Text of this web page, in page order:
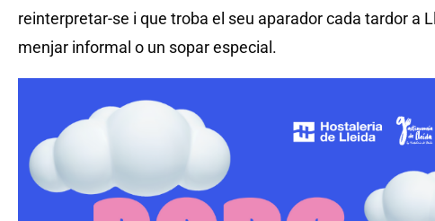
reinterpretar-se i que troba el seu aparador cada tardor a
menjar informal o un sopar especial.